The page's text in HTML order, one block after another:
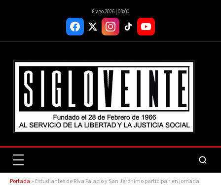
8 ago 2026 | 03:00
Portada » Estudiantes de Riva Palacio y San Jerónimo participan en jornada